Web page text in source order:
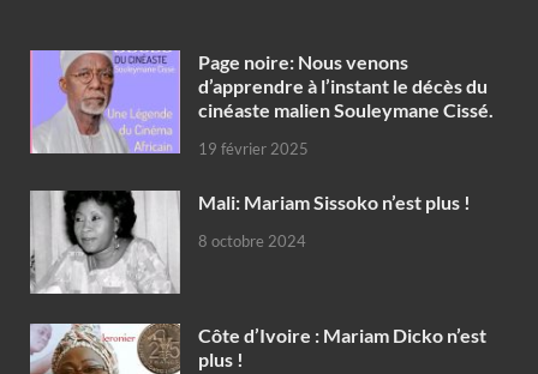
Page noire: Nous venons
d’apprendre à l’instant le décès du
cinéaste malien Souleymane Cissé.
19 février 2025
Mali: Mariam Sissoko n’est plus !
8 octobre 2024
Côte d’Ivoire : Mariam Dicko n’est
plus !